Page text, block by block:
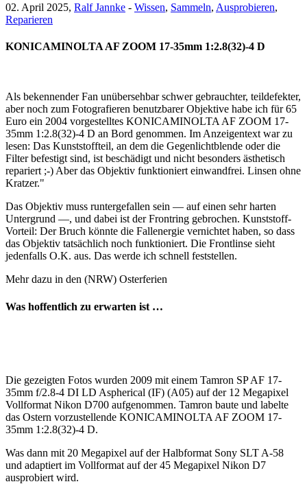
02. April 2025, Ralf Jannke - Wissen, Sammeln, Ausprobieren,
Reparieren
KONICAMINOLTA AF ZOOM 17-35mm 1:2.8(32)-4 D
Als bekennender Fan unübersehbar schwer gebrauchter, teildefekter,
aber noch zum Fotografieren benutzbarer Objektive habe ich für 65
Euro ein 2004 vorgestelltes KONICAMINOLTA AF ZOOM 17-
35mm 1:2.8(32)-4 D an Bord genommen. Im Anzeigentext war zu
lesen: Das Kunststoffteil, an dem die Gegenlichtblende oder die
Filter befestigt sind, ist beschädigt und nicht besonders ästhetisch
repariert ;-) Aber das Objektiv funktioniert einwandfrei. Linsen ohne
Kratzer."
Das Objektiv muss runtergefallen sein — auf einen sehr harten
Untergrund —, und dabei ist der Frontring gebrochen. Kunststoff-
Vorteil: Der Bruch könnte die Fallenergie vernichtet haben, so dass
das Objektiv tatsächlich noch funktioniert. Die Frontlinse sieht
jedenfalls O.K. aus. Das werde ich schnell feststellen.
Mehr dazu in den (NRW) Osterferien
Was hoffentlich zu erwarten ist …
Die gezeigten Fotos wurden 2009 mit einem Tamron SP AF 17-
35mm f/2.8-4 DI LD Aspherical (IF) (A05) auf der 12 Megapixel
Vollformat Nikon D700 aufgenommen. Tamron baute und labelte
das Ostern vorzustellende KONICAMINOLTA AF ZOOM 17-
35mm 1:2.8(32)-4 D.
Was dann mit 20 Megapixel auf der Halbformat Sony SLT A-58
und adaptiert im Vollformat auf der 45 Megapixel Nikon D7
ausprobiert wird.